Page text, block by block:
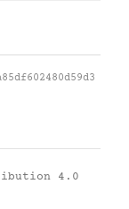
4.0